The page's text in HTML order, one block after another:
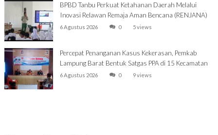
BPBD Tanbu Perkuat Ketahanan Daerah Melalui
Inovasi Relawan Remaja Aman Bencana (RENJANA)
6 Agustus 2026 0 5 views
Percepat Penanganan Kasus Kekerasan, Pemkab
Lampung Barat Bentuk Satgas PPA di 15 Kecamatan
6 Agustus 2026 0 9 views